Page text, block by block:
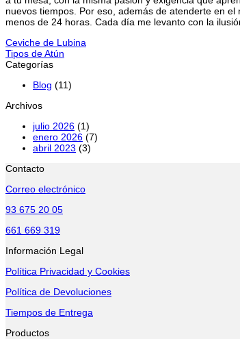
nuevos tiempos. Por eso, además de atenderte en
menos de 24 horas. Cada día me levanto con la
Ceviche de Lubina
Tipos de Atún
Categorías
Blog (11)
Archivos
julio 2026 (1)
enero 2026 (7)
abril 2023 (3)
Contacto
Correo electrónico
93 675 20 05
661 669 319
Información Legal
Política Privacidad y Cookies
Política de Devoluciones
Tiempos de Entrega
Productos